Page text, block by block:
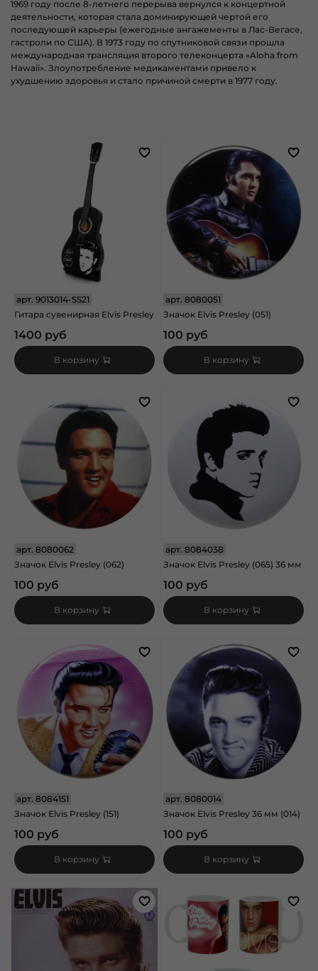
1969 году после 8-летнего перерыва вернулся к концертной
деятельности, которая стала доминирующей чертой его
последующей карьеры (ежегодные ангажементы в Лас-Вегасе,
гастроли по США). В 1973 году по спутниковой связи прошла
международная трансляция второго телеконцерта «Aloha from
Hawaii». Злоупотребление медикаментами привело к
ухудшению здоровья и стало причиной смерти в 1977 году.
арт. 9013014-SS21
Гитара сувенирная Elvis Presley
1400 руб
В корзину
арт.8080051
Значок Elvis Presley (051)
100 руб
В корзину
арт. 8080062
Значок Elvis Presley (062)
100 руб
В корзину
арт.8084038
Значок Elvis Presley (065) 36 мм
100 руб
В корзину
арт. 8084151
Значок Elvis Presley (151)
100 руб
В корзину
арт.8080014
Значок Elvis Presley 36 мм (014)
100 руб
В корзину